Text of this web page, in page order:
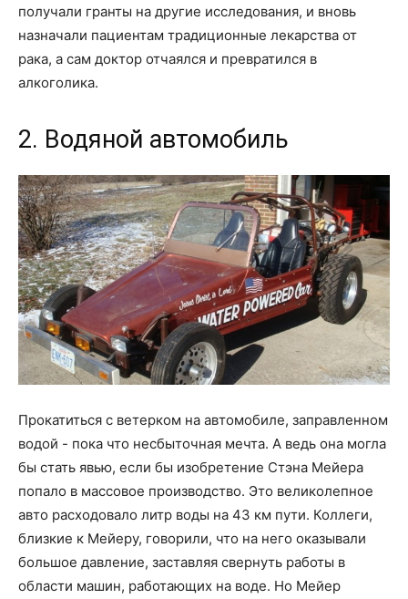
получали гранты на другие исследования, и вновь
назначали пациентам традиционные лекарства от
рака, а сам доктор отчаялся и превратился в
алкоголика.
2. Водяной автомобиль
Прокатиться с ветерком на автомобиле, заправленном
водой - пока что несбыточная мечта. А ведь она могла
бы стать явью, если бы изобретение Стэна Мейера
попало в массовое производство. Это великолепное
авто расходовало литр воды на 43 км пути. Коллеги,
близкие к Мейеру, говорили, что на него оказывали
большое давление, заставляя свернуть работы в
области машин, работающих на воде. Но Мейер